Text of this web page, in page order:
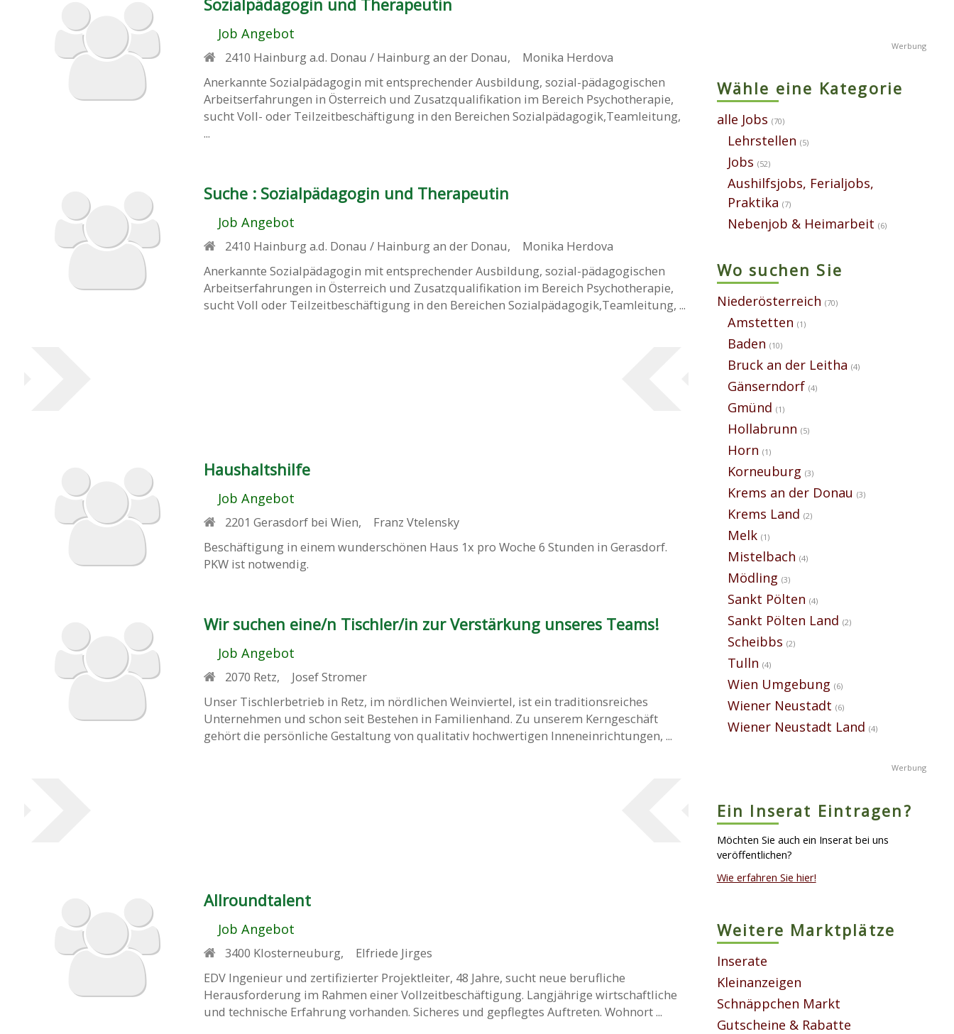
Sozialpädagogin und Therapeutin
Job Angebot
2410 Hainburg a.d. Donau / Hainburg an der Donau,
Monika Herdova
Anerkannte Sozialpädagogin mit entsprechender Ausbildung, sozial-pädagogischen
Arbeitserfahrungen in Österreich und Zusatzqualifikation im Bereich Psychotherapie,
sucht Voll- oder Teilzeitbeschäftigung in den Bereichen Sozialpädagogik,Teamleitung,
...
Suche : Sozialpädagogin und Therapeutin
Job Angebot
2410 Hainburg a.d. Donau / Hainburg an der Donau,
Monika Herdova
Anerkannte Sozialpädagogin mit entsprechender Ausbildung, sozial-pädagogischen
Arbeitserfahrungen in Österreich und Zusatzqualifikation im Bereich Psychotherapie,
sucht Voll oder Teilzeitbeschäftigung in den Bereichen Sozialpädagogik,Teamleitung, ...
Haushaltshilfe
Job Angebot
2201 Gerasdorf bei Wien,
Franz Vtelensky
Beschäftigung in einem wunderschönen Haus 1x pro Woche 6 Stunden in Gerasdorf.
PKW ist notwendig.
Wir suchen eine/n Tischler/in zur Verstärkung unseres Teams!
Job Angebot
2070 Retz,
Josef Stromer
Unser Tischlerbetrieb in Retz, im nördlichen Weinviertel, ist ein traditionsreiches
Unternehmen und schon seit Bestehen in Familienhand. Zu unserem Kerngeschäft
gehört die persönliche Gestaltung von qualitativ hochwertigen Inneneinrichtungen, ...
Allroundtalent
Job Angebot
3400 Klosterneuburg,
Elfriede Jirges
EDV Ingenieur und zertifizierter Projektleiter, 48 Jahre, sucht neue berufliche
Herausforderung im Rahmen einer Vollzeitbeschäftigung. Langjährige wirtschaftliche
und technische Erfahrung vorhanden. Sicheres und gepflegtes Auftreten. Wohnort ...
Wähle eine Kategorie
alle Jobs (70)
Lehrstellen (5)
Jobs (52)
Aushilfsjobs, Ferialjobs,
Praktika (7)
Nebenjob & Heimarbeit (6)
Wo suchen Sie
Niederösterreich (70)
Amstetten (1)
Baden (10)
Bruck an der Leitha (4)
Gänserndorf (4)
Gmünd (1)
Hollabrunn (5)
Horn (1)
Korneuburg (3)
Krems an der Donau (3)
Krems Land (2)
Melk (1)
Mistelbach (4)
Mödling (3)
Sankt Pölten (4)
Sankt Pölten Land (2)
Scheibbs (2)
Tulln (4)
Wien Umgebung (6)
Wiener Neustadt (6)
Wiener Neustadt Land (4)
Ein Inserat Eintragen?
Möchten Sie auch ein Inserat bei uns
veröffentlichen?
Wie erfahren Sie hier!
Weitere Marktplätze
Inserate
Kleinanzeigen
Schnäppchen Markt
Gutscheine & Rabatte